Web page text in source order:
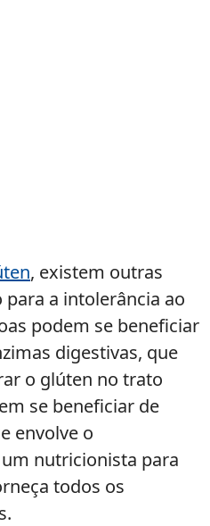
, existem outras
a intolerância ao
podem se beneficiar
digestivas, que
o glúten no trato
se beneficiar de
envolve o
nutricionista para
todos os